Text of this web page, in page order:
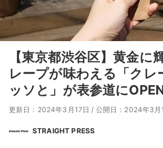
【東京都渋谷区】黄金に
レープが味わえる「クレ
ッソと」が表参道に
更新日：2024年3月17日 / 公開日：2024年3月
STRAIGHT PRESS